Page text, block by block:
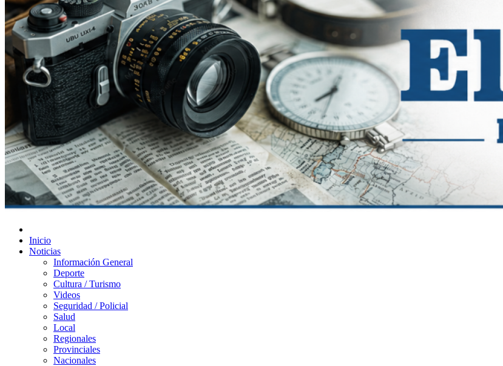
Diario de Las Varillas
Inicio
Noticias
Información General
Deporte
Cultura / Turismo
Videos
Seguridad / Policial
Salud
Local
Regionales
Provinciales
Nacionales